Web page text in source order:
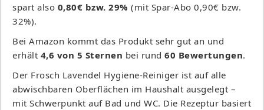
spart also 0,80€ bzw. 29% (mit Spar-Abo 0,90€ bzw.
32%).
Bei Amazon kommt das Produkt sehr gut an und
erhält 4,6 von 5 Sternen bei rund 60 Bewertungen.
Der Frosch Lavendel Hygiene-Reiniger ist auf alle
abwischbaren Oberflächen im Haushalt ausgelegt –
mit Schwerpunkt auf Bad und WC. Die Rezeptur basiert